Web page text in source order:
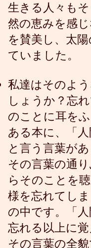
生きる人々も
然の恵みを感
を賛美し、太
ていました。
私達はそのよ
しょうか？忘
のことに耳を
ある本に、「
と言う言葉が
その言葉の通
らそのことを
様を忘れてし
の中です。「
忘れる以上に
その言葉の全